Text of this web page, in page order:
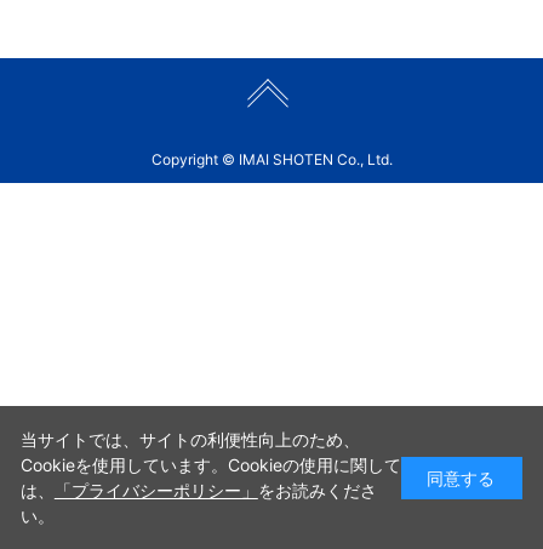
Copyright © IMAI SHOTEN Co., Ltd.
当サイトでは、サイトの利便性向上のため、
Cookieを使用しています。Cookieの使用に関して
は、
「プライバシーポリシー」 をお読みくださ
い。
同意する